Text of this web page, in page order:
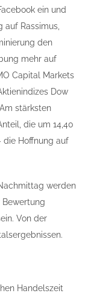
ein und
Rassimus,
den
mehr auf
Capital Markets
Dow
stärksten
die um 14,40
die Hoffnung auf
werden
Von der
Handelszeit